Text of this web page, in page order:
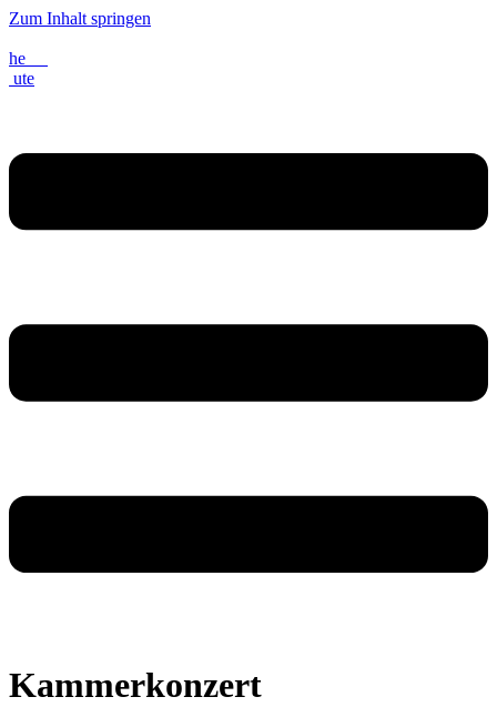
Zum Inhalt springen
he
ute
Kammerkonzert